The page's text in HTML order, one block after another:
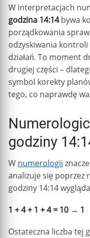
W interpretacjach
godzina 14:14bywa
porządkowania
odzyskiwania kontroli
działań. To moment
drugiej części –
symbol korekty
tego, co naprawdę
godziny
W numerologii
analizuje się poprzez
godziny 14:14
1 + 4 + 1 + 4 = 10 → 1
Ostateczna liczba tej